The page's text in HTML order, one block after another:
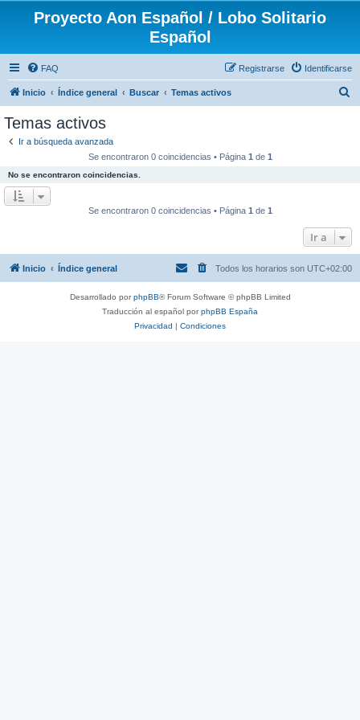
Proyecto Aon Español / Lobo Solitario
Español
FAQ Identificarse
Registrarse
Inicio Índice general Buscar Temas activos
Temas activos
Ir a búsqueda avanzada
Se encontraron 0 coincidencias • Página 1 de 1
No se encontraron coincidencias.
Se encontraron 0 coincidencias • Página 1 de 1
Ir a
Inicio Índice general Todos los horarios son UTC+02:00
Desarrollado porphpBB® Forum Software © phpBB Limited
Traducción al español porphpBB España
Privacidad | Condiciones